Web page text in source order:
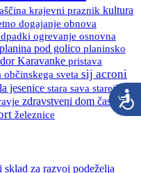
krajevni praznik kultura
dogajanje obnova
ogrevanje osnovna
planina pod golico planinsko
Karavanke pristava
občinskega sveta sij acroni
jesenice stara sava starejši
zdravstveni dom častni
železnice